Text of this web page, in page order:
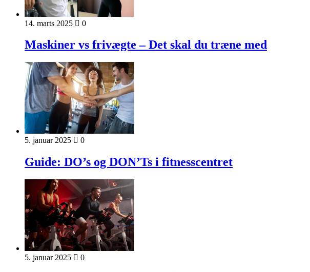
14. marts 2025 0
Maskiner vs frivægte – Det skal du træne med
5. januar 2025 0
Guide: DO’s og DON’Ts i fitnesscentret
5. januar 2025 0